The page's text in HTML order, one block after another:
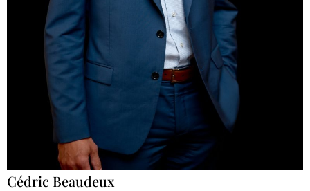
Cédric Beaudeux